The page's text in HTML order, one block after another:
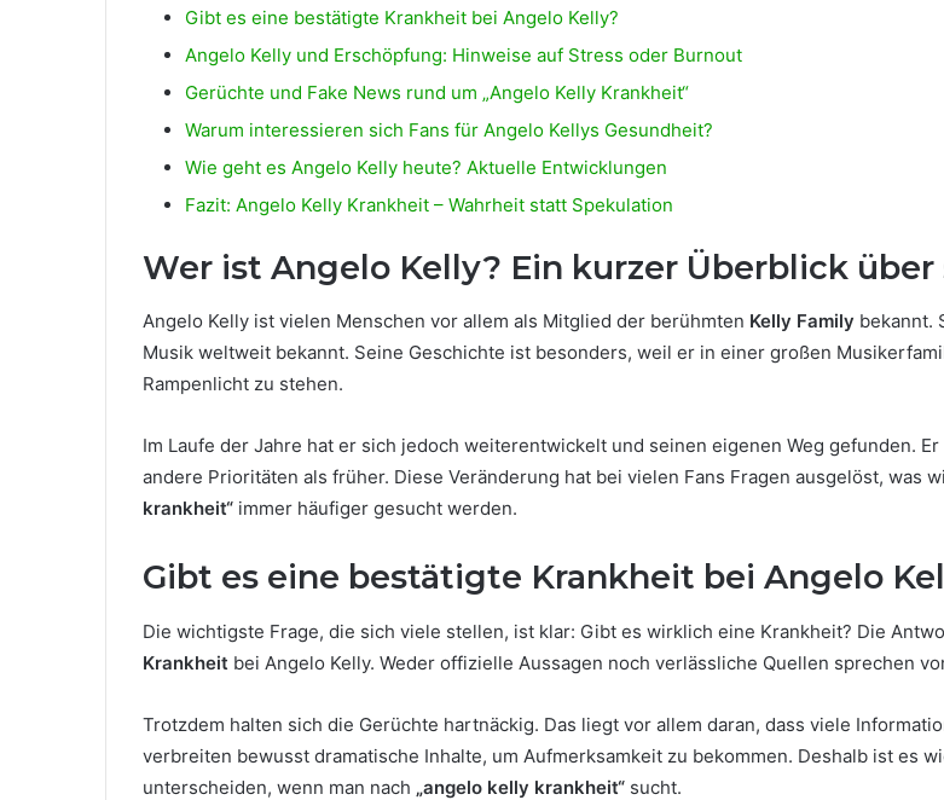
Gibt es eine bestätigte Krankheit bei Angelo Kelly?
Angelo Kelly und Erschöpfung: Hinweise auf Stress oder Burnout
Gerüchte und Fake News rund um „Angelo Kelly Krankheit“
Warum interessieren sich Fans für Angelo Kellys Gesundheit?
Wie geht es Angelo Kelly heute? Aktuelle Entwicklungen
Fazit: Angelo Kelly Krankheit – Wahrheit statt Spekulation
Wer ist Angelo Kelly? Ein kurzer Überblick
Angelo Kelly ist vielen Menschen vor allem als Mitglied der berühmten Kelly Family bekannt.
Musik weltweit bekannt. Seine Geschichte ist besonders, weil er in einer großen
Rampenlicht zu stehen.
Im Laufe der Jahre hat er sich jedoch weiterentwickelt und seinen eigenen Weg gefunden.
andere Prioritäten als früher. Diese Veränderung hat bei vielen Fans Fragen ausgelöst, was
krankheit“ immer häufiger gesucht werden.
Gibt es eine bestätigte Krankheit bei Angelo
Die wichtigste Frage, die sich viele stellen, ist klar: Gibt es wirklich eine Krankheit? Die
Krankheit bei Angelo Kelly. Weder offizielle Aussagen noch verlässliche Quellen sprechen
Trotzdem halten sich die Gerüchte hartnäckig. Das liegt vor allem daran, dass viele
verbreiten bewusst dramatische Inhalte, um Aufmerksamkeit zu bekommen. Deshalb ist es
unterscheiden, wenn man nach „angelo kelly krankheit“ sucht.